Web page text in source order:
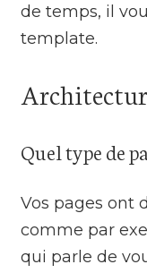
de temps, il
template.
Quel type de
Vos pages ont
comme par
qui parle de